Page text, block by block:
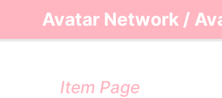
Avatar Network /
Item Page